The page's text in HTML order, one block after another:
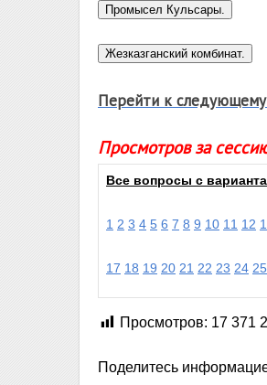
Перейти к
Просмотров за
Все вопросы с варианта
1 2 3 4 5 6 7 8 9 10 11 12
17 18 19 20 21 22 23 24 25
Просмотров: 17 371
Поделитесь